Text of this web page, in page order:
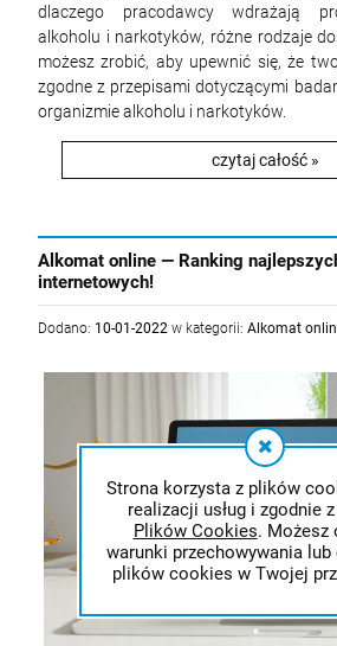
Strona korzysta z plików
realizacji usług i zgodnie z
Plików Cookies. Możesz
warunki przechowywania lub
plików cookies w Twojej
dlaczego pracodawcy wdrażają
alkoholu i narkotyków, różne rodzaje
możesz zrobić, aby upewnić się, że
zgodne z przepisami dotyczącymi
organizmie alkoholu i narkotyków.
czytaj całość »
Alkomat online — Ranking
internetowych!
Dodano: 10-01-2022 w kategorii: Alkomat